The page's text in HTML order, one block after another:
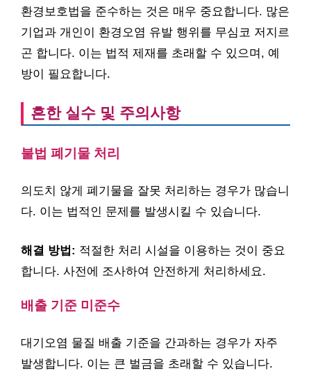
환경보호법을 준수하는 것은 매우 중요합니다. 많은
기업과 개인이 환경오염 유발 행위를 무심코 저지르
곤 합니다. 이는 법적 제재를 초래할 수 있으며, 예
방이 필요합니다.
흔한 실수 및 주의사항
불법 폐기물 처리
의도치 않게 폐기물을 잘못 처리하는 경우가 많습니
다. 이는 법적인 문제를 발생시킬 수 있습니다.
해결 방법: 적절한 처리 시설을 이용하는 것이 중요
합니다. 사전에 조사하여 안전하게 처리하세요.
배출 기준 미준수
대기오염 물질 배출 기준을 간과하는 경우가 자주
발생합니다. 이는 큰 벌금을 초래할 수 있습니다.